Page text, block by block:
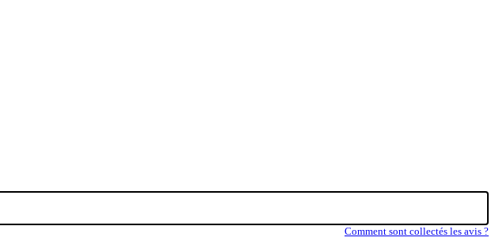
Comment sont collectés les avis ?